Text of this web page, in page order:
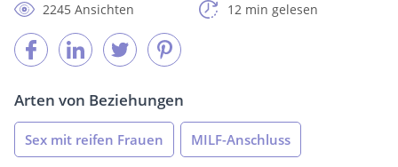
2245 Ansichten
12 min gelesen
Arten von Beziehungen
Sex mit reifen Frauen MILF-Anschluss